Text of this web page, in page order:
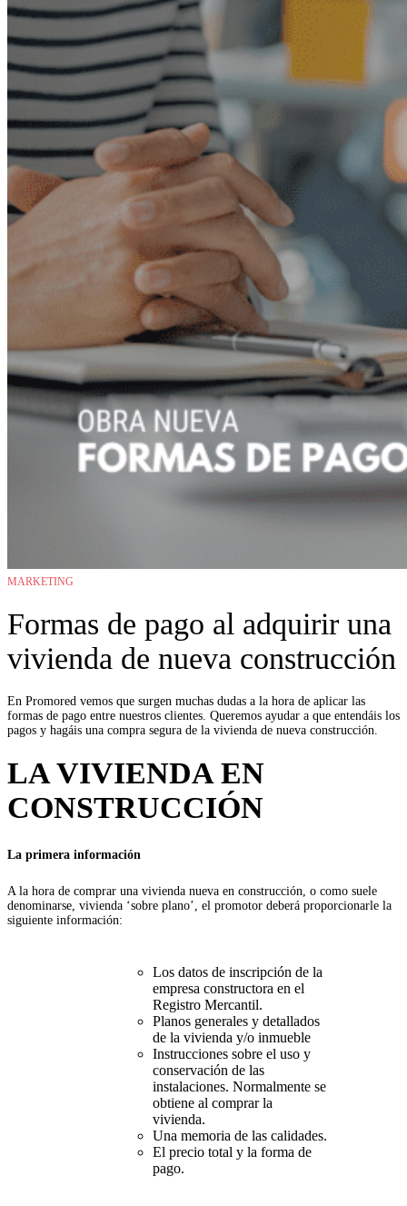
MARKETING
Formas de pago al adquirir una
vivienda de nueva construcción
En Promored vemos que surgen muchas dudas a la hora de aplicar las
formas de pago entre nuestros clientes. Queremos ayudar a que entendáis los
pagos y hagáis una compra segura de la vivienda de nueva construcción.
LA VIVIENDA EN
CONSTRUCCIÓN
La primera información
A la hora de comprar una vivienda nueva en construcción, o como suele
denominarse, vivienda ‘sobre plano’, el promotor deberá proporcionarle la
siguiente información:
Los datos de inscripción de la
empresa constructora en el
Registro Mercantil.
Planos generales y detallados
de la vivienda y/o inmueble
Instrucciones sobre el uso y
conservación de las
instalaciones. Normalmente se
obtiene al comprar la
vivienda.
Una memoria de las calidades.
El precio total y la forma de
pago.